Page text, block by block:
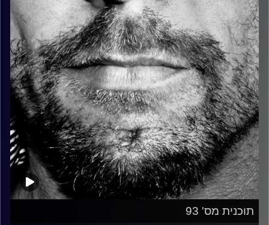
קרדיט תמונות: David Goehring
תוכנית מס' 93